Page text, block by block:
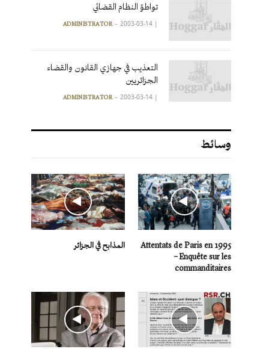
تواطؤ النظام القضائي
|
ADMINISTRATOR 2003-03-14
التعذيب في جهازي القانون والقضاء
الجزائريين
|
ADMINISTRATOR 2003-03-14
وسائط
Attentats de Paris en 1995
– Enquête sur les
commanditaires
المذابح في الجزائر